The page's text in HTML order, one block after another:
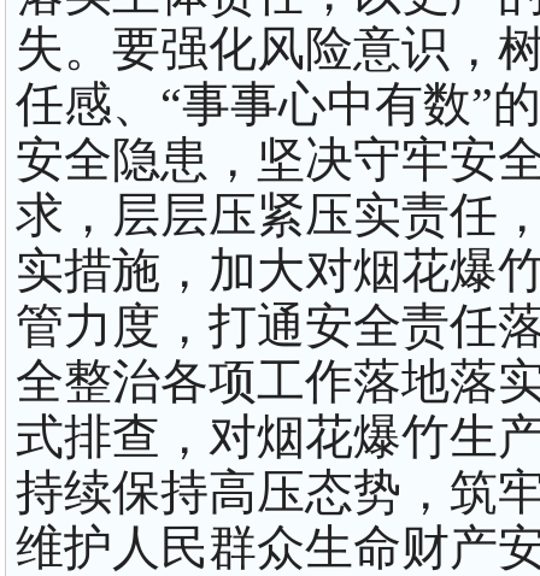
失。要强化风险意识，
任感、“事事心中有数”
安全隐患，坚决守牢安
求，层层压紧压实责任
实措施，加大对烟花爆
管力度，打通安全责任
全整治各项工作落地落
式排查，对烟花爆竹生
持续保持高压态势，筑
维护人民群众生命财产